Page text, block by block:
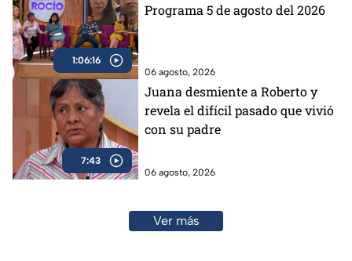
1:06:16
Programa 5 de agosto del 2026
06 agosto, 2026
7:43
Juana desmiente a Roberto y
revela el difícil pasado que vivió
con su padre
06 agosto, 2026
Ver más